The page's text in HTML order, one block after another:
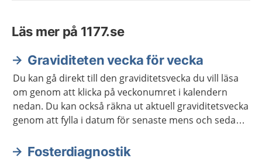
Läs mer på 1177.se
Graviditeten vecka för vecka
Du kan gå direkt till den graviditetsvecka du vill läsa
om genom att klicka på veckonumret i kalendern
nedan. Du kan också räkna ut aktuell graviditetsvecka
genom att fylla i datum för senaste mens och sedan
beräknat födelsedatum kan i stället ange det direkt.
Fosterdiagnostik